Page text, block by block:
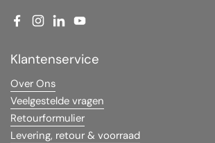
Facebook
Instagram
LinkedInYouTube
Klantenservice
Over Ons
Veelgestelde vragen
Retourformulier
Levering, retour & voorraad